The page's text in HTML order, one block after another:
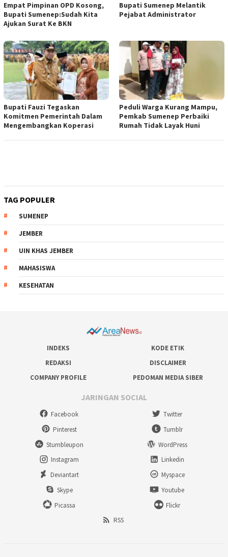
Empat Pimpinan OPD Kosong,
Bupati Sumenep:Sudah Kita
Ajukan Surat Ke BKN
Bupati Sumenep Melantik
Pejabat Administrator
Bupati Fauzi Tegaskan
Komitmen Pemerintah Dalam
Mengembangkan Koperasi
Peduli Warga Kurang Mampu,
Pemkab Sumenep Perbaiki
Rumah Tidak Layak Huni
TAG POPULER
SUMENEP
JEMBER
UIN KHAS JEMBER
MAHASISWA
KESEHATAN
INDEKS
KODE ETIK
REDAKSI
DISCLAIMER
COMPANY PROFILE
PEDOMAN MEDIA SIBER
JARINGAN SOCIAL
Facebook
Twitter
Pinterest
Tumblr
Stumbleupon
WordPress
Instagram
Linkedin
Deviantart
Myspace
Skype
Youtube
Picassa
Flickr
RSS